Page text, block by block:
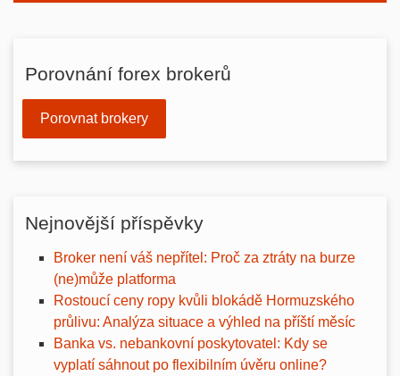
Porovnání forex brokerů
Porovnat brokery
Nejnovější příspěvky
Broker není váš nepřítel: Proč za ztráty na burze
(ne)může platforma
Rostoucí ceny ropy kvůli blokádě Hormuzského
průlivu: Analýza situace a výhled na příští měsíc
Banka vs. nebankovní poskytovatel: Kdy se
vyplatí sáhnout po flexibilním úvěru online?